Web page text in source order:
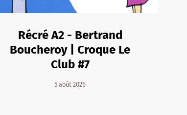
Récré A2 - Bertrand
Boucheroy | Croque Le
Club #7
5 août 2026